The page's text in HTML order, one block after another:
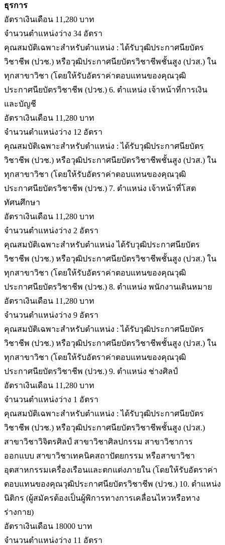
ธุรการ
อัตราเงินเดือน 11,280 บาท
จำนวนตำแหน่งว่าง 34 อัตรา
คุณสมบัติเฉพาะสำหรับตำแหน่ง : ได้รับวุฒิประกาศนียบัตร
วิชาชีพ (ปวช.) หรือวุฒิประกาศนียบัตรวิชาชีพชั้นสูง (ปวส.) ใน
ทุกสาขาวิชา (โดยให้รับอัตราค่าตอบแทนของคุณวุฒิ
ประกาศนียบัตรวิชาชีพ (ปวช.) 6. ตำแหน่ง เจ้าหน้าที่การเงิน
และบัญชี
อัตราเงินเดือน 11,280 บาท
จำนวนตำแหน่งว่าง 12 อัตรา
คุณสมบัติเฉพาะสำหรับตำแหน่ง : ได้รับวุฒิประกาศนียบัตร
วิชาชีพ (ปวช.) หรือวุฒิประกาศนียบัตรวิชาชีพชั้นสูง (ปวส.) ใน
ทุกสาขาวิชา (โดยให้รับอัตราค่าตอบแทนของคุณวุฒิ
ประกาศนียบัตรวิชาชีพ (ปวช.) 7. ตำแหน่ง เจ้าหน้าที่โสต
ทัศนศึกษา
อัตราเงินเดือน 11,280 บาท
จำนวนตำแหน่งว่าง 2 อัตรา
คุณสมบัติเฉพาะสำหรับตำแหน่ง ได้รับวุฒิประกาศนียบัตร
วิชาชีพ (ปวช.) หรือวุฒิประกาศนียบัตรวิชาชีพชั้นสูง (ปวส.) ใน
ทุกสาขาวิชา (โดยให้รับอัตราค่าตอบแทนของคุณวุฒิ
ประกาศนียบัตรวิชาชีพ (ปวช.) 8. ตำแหน่ง พนักงานเดินหมาย
อัตราเงินเดือน 11,280 บาท
จำนวนตำแหน่งว่าง 9 อัตรา
คุณสมบัติเฉพาะสำหรับตำแหน่ง : ได้รับวุฒิประกาศนียบัตร
วิชาชีพ (ปวช.) หรือวุฒิประกาศนียบัตรวิชาชีพชั้นสูง (ปวส.) ใน
ทุกสาขาวิชา (โดยให้รับอัตราค่าตอบแทนของคุณวุฒิ
ประกาศนียบัตรวิชาชีพ (ปวช.) 9. ตำแหน่ง ช่างศิลป์
อัตราเงินเดือน 11,280 บาท
จำนวนตำแหน่งว่าง 1 อัตรา
คุณสมบัติเฉพาะสำหรับตำแหน่ง : ได้รับวุฒิประกาศนียบัตร
วิชาชีพ (ปวช.) หรือวุฒิประกาศนียบัตรวิชาชีพชั้นสูง (ปวส.)
สาขาวิชาวิจิตรศิลป์ สาขาวิชาศิลปกรรม สาขาวิชาการ
ออกแบบ สาขาวิชาเทคนิคสถาปัตยกรรม หรือสาขาวิชา
อุตสาหกรรมเครื่องเรือนและตกแต่งภายใน (โดยให้รับอัตราค่า
ตอบแทนของคุณวุฒิประกาศนียบัตรวิชาชีพ (ปวช.) 10. ตำแหน่ง
นิติกร (ผู้สมัครต้องเป็นผู้พิการทางการเคลื่อนไหวหรือทาง
ร่างกาย)
อัตราเงินเดือน 18000 บาท
จำนวนตำแหน่งว่าง 11 อัตรา